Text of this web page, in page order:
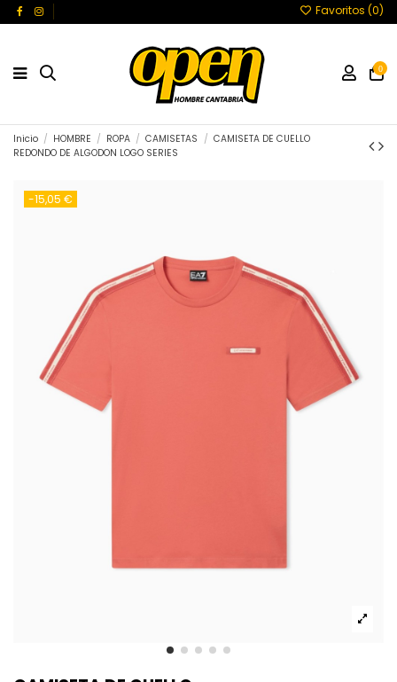
Favoritos (0)
0
Inicio HOMBRE ROPA CAMISETAS
CAMISETA DE CUELLO
REDONDO DE ALGODON LOGO SERIES
-15,05 €